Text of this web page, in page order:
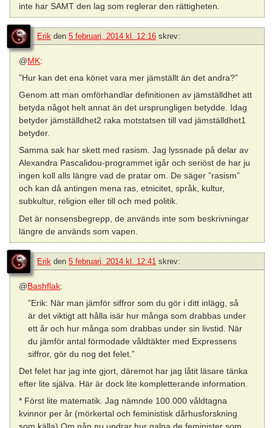
inte har SAMT den lag som reglerar den rättigheten.
Erik den 5 februari, 2014 kl. 12:16 skrev:
@MK:
”Hur kan det ena könet vara mer jämställt än det andra?”
Genom att man omförhandlar definitionen av jämställdhet att
betyda något helt annat än det ursprungligen betydde. Idag
betyder jämställdhet2 raka motstatsen till vad jämställdhet1
betyder.
Samma sak har skett med rasism. Jag lyssnade på delar av
Alexandra Pascalidou-programmet igår och seriöst de har ju
ingen koll alls längre vad de pratar om. De säger ”rasism”
och kan då antingen mena ras, etnicitet, språk, kultur,
subkultur, religion eller till och med politik.
Det är nonsensbegrepp, de används inte som beskrivningar
längre de används som vapen.
Erik den 5 februari, 2014 kl. 12:41 skrev:
@Bashflak:
”Erik: När man jämför siffror som du gör i ditt inlägg, så
är det viktigt att hålla isär hur många som drabbas under
ett år och hur många som drabbas under sin livstid. När
du jämför antal förmodade våldtäkter med Expressens
siffror, gör du nog det felet.”
Det felet har jag inte gjort, däremot har jag låtit läsare tänka
efter lite själva. Här är dock lite kompletterande information.
* Först lite matematik. Jag nämnde 100.000 våldtagna
kvinnor per år (mörkertal och feministisk dårhusforskning